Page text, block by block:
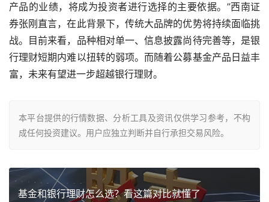
产品的业绩，将成为投资者进行选择的主要依据。”西南证
券张刚直言，在此背景下，传统大品牌的优势将持续面临挑
战。目前来看，品种相对单一、信息披露尚待完善等，是银
行理财短期内难以扭转的弱项。而随着公募基金产品日益丰
富，未来有望进一步超越银行理财。
本平台提供的行情数据、分析工具及资讯仅供学习参考，不构
成任何投资建议。用户应独立判断并自行承担交易风险。
基金和银行理财怎么选？看这篇对比就懂了